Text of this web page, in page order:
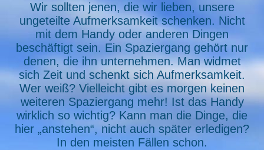
Wirsollten jenen, die wir lieben, unsere
ungeteilte Aufmerksamkeit schenken. Nicht
mit dem Handy oder anderen Dingen
beschäftigt sein. Ein Spaziergang gehört nur
denen, die ihn unternehmen. Man widmet
sich Zeit und schenkt sich Aufmerksamkeit.
Wer weiß? Vielleicht gibt es morgen keinen
weiteren Spaziergang mehr! Ist das Handy
wirklich so wichtig? Kann man die Dinge, die
hier „anstehen“, nicht auch später erledigen?
In den meisten Fällen schon.